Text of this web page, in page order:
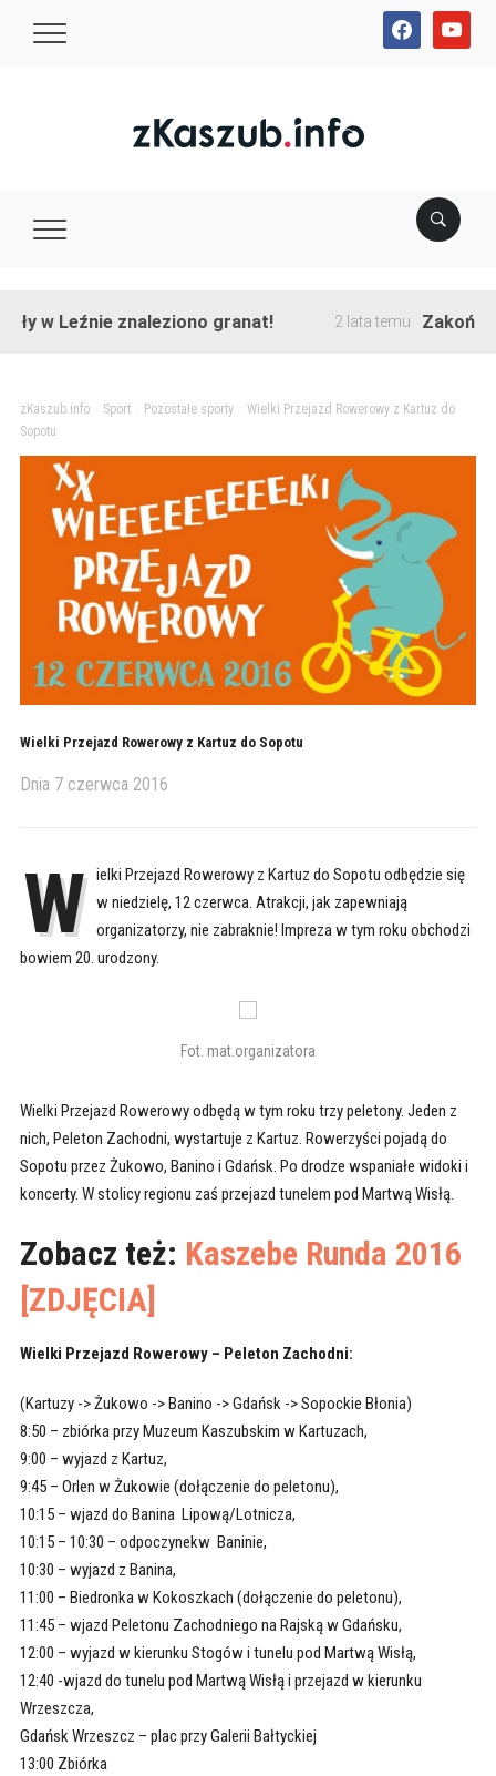
facebookyoutube
znaleziono granat! 2 lata temu Zakończono
zKaszub.info> Sport> Pozostałe sporty> Wielki Przejazd Rowerowy z Kartuz do
Sopotu
Wielki Przejazd Rowerowy z Kartuz do Sopotu
Dnia 7 czerwca 2016
W ielki Przejazd Rowerowy z Kartuz do Sopotu odbędzie się
w niedzielę, 12 czerwca. Atrakcji, jak zapewniają
organizatorzy, nie zabraknie! Impreza w tym roku obchodzi
bowiem 20. urodzony.
Fot. mat.organizatora
Wielki Przejazd Rowerowy odbędą w tym roku trzy peletony. Jeden z
nich, Peleton Zachodni, wystartuje z Kartuz. Rowerzyści pojadą do
Sopotu przez Żukowo, Banino i Gdańsk. Po drodze wspaniałe widoki i
koncerty. W stolicy regionu zaś przejazd tunelem pod Martwą Wisłą.
Zobacz też: Kaszebe Runda 2016
[ZDJĘCIA]
Wielki Przejazd Rowerowy – Peleton Zachodni:
(Kartuzy -> Żukowo -> Banino -> Gdańsk -> Sopockie Błonia)
8:50 – zbiórka przy Muzeum Kaszubskim w Kartuzach,
9:00 – wyjazd z Kartuz,
9:45 – Orlen w Żukowie (dołączenie do peletonu),
10:15 – wjazd do Banina Lipową/Lotnicza,
10:15 – 10:30 – odpoczynekw Baninie,
10:30 – wyjazd z Banina,
11:00 – Biedronka w Kokoszkach (dołączenie do peletonu),
11:45 – wjazd Peletonu Zachodniego na Rajską w Gdańsku,
12:00 – wyjazd w kierunku Stogów i tunelu pod Martwą Wisłą,
12:40 -wjazd do tunelu pod Martwą Wisłą i przejazd w kierunku
Wrzeszcza,
Gdańsk Wrzeszcz – plac przy Galerii Bałtyckiej
13:00 Zbiórka